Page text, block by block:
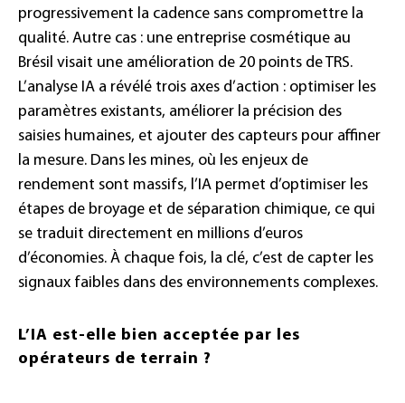
progressivement la cadence sans compromettre la
qualité. Autre cas : une entreprise cosmétique au
Brésil visait une amélioration de 20 points de TRS.
L’analyse IA a révélé trois axes d’action : optimiser les
paramètres existants, améliorer la précision des
saisies humaines, et ajouter des capteurs pour affiner
la mesure. Dans les mines, où les enjeux de
rendement sont massifs, l’IA permet d’optimiser les
étapes de broyage et de séparation chimique, ce qui
se traduit directement en millions d’euros
d’économies. À chaque fois, la clé, c’est de capter les
signaux faibles dans des environnements complexes.
L’IA est-elle bien acceptée par les
opérateurs de terrain ?